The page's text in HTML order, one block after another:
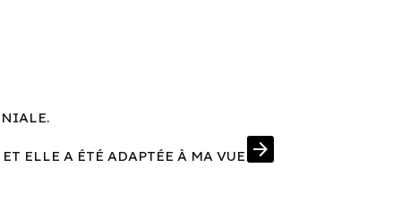
ELLE A ÉTÉ ADAPTÉE À MA VUE arrow_forward